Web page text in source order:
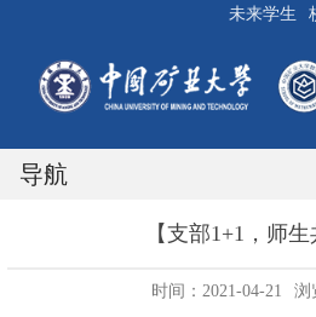
未来学生
导航
【支部1+1，师生
时间：2021-04-21 浏